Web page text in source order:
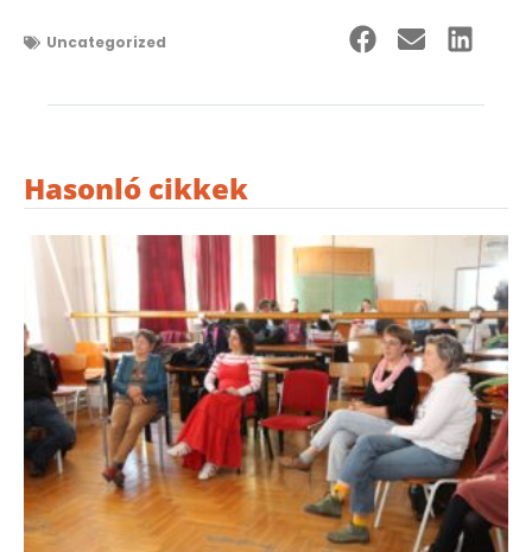
Uncategorized
Hasonló cikkek